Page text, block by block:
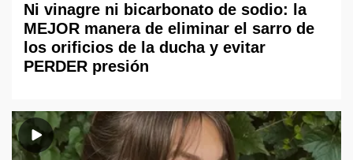
Ni vinagre ni bicarbonato de sodio: la
MEJOR manera de eliminar el sarro de
los orificios de la ducha y evitar
PERDER presión